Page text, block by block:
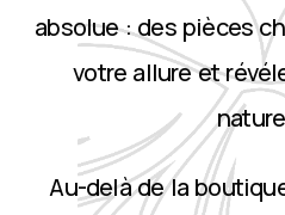
absolue : des pièces
votre allure et
Au-delà de la